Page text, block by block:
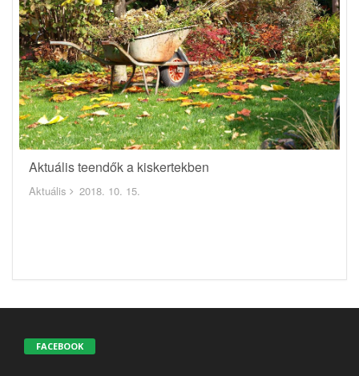
Aktuális teendők a kiskertekben
Aktuális 2018. 10. 15.
FACEBOOK